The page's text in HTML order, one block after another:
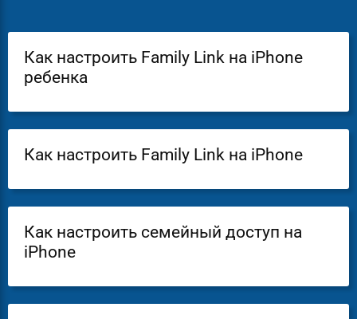
Как настроить Family Link на iPhone
ребенка
Как настроить Family Link на iPhone
Как настроить семейный доступ на
iPhone